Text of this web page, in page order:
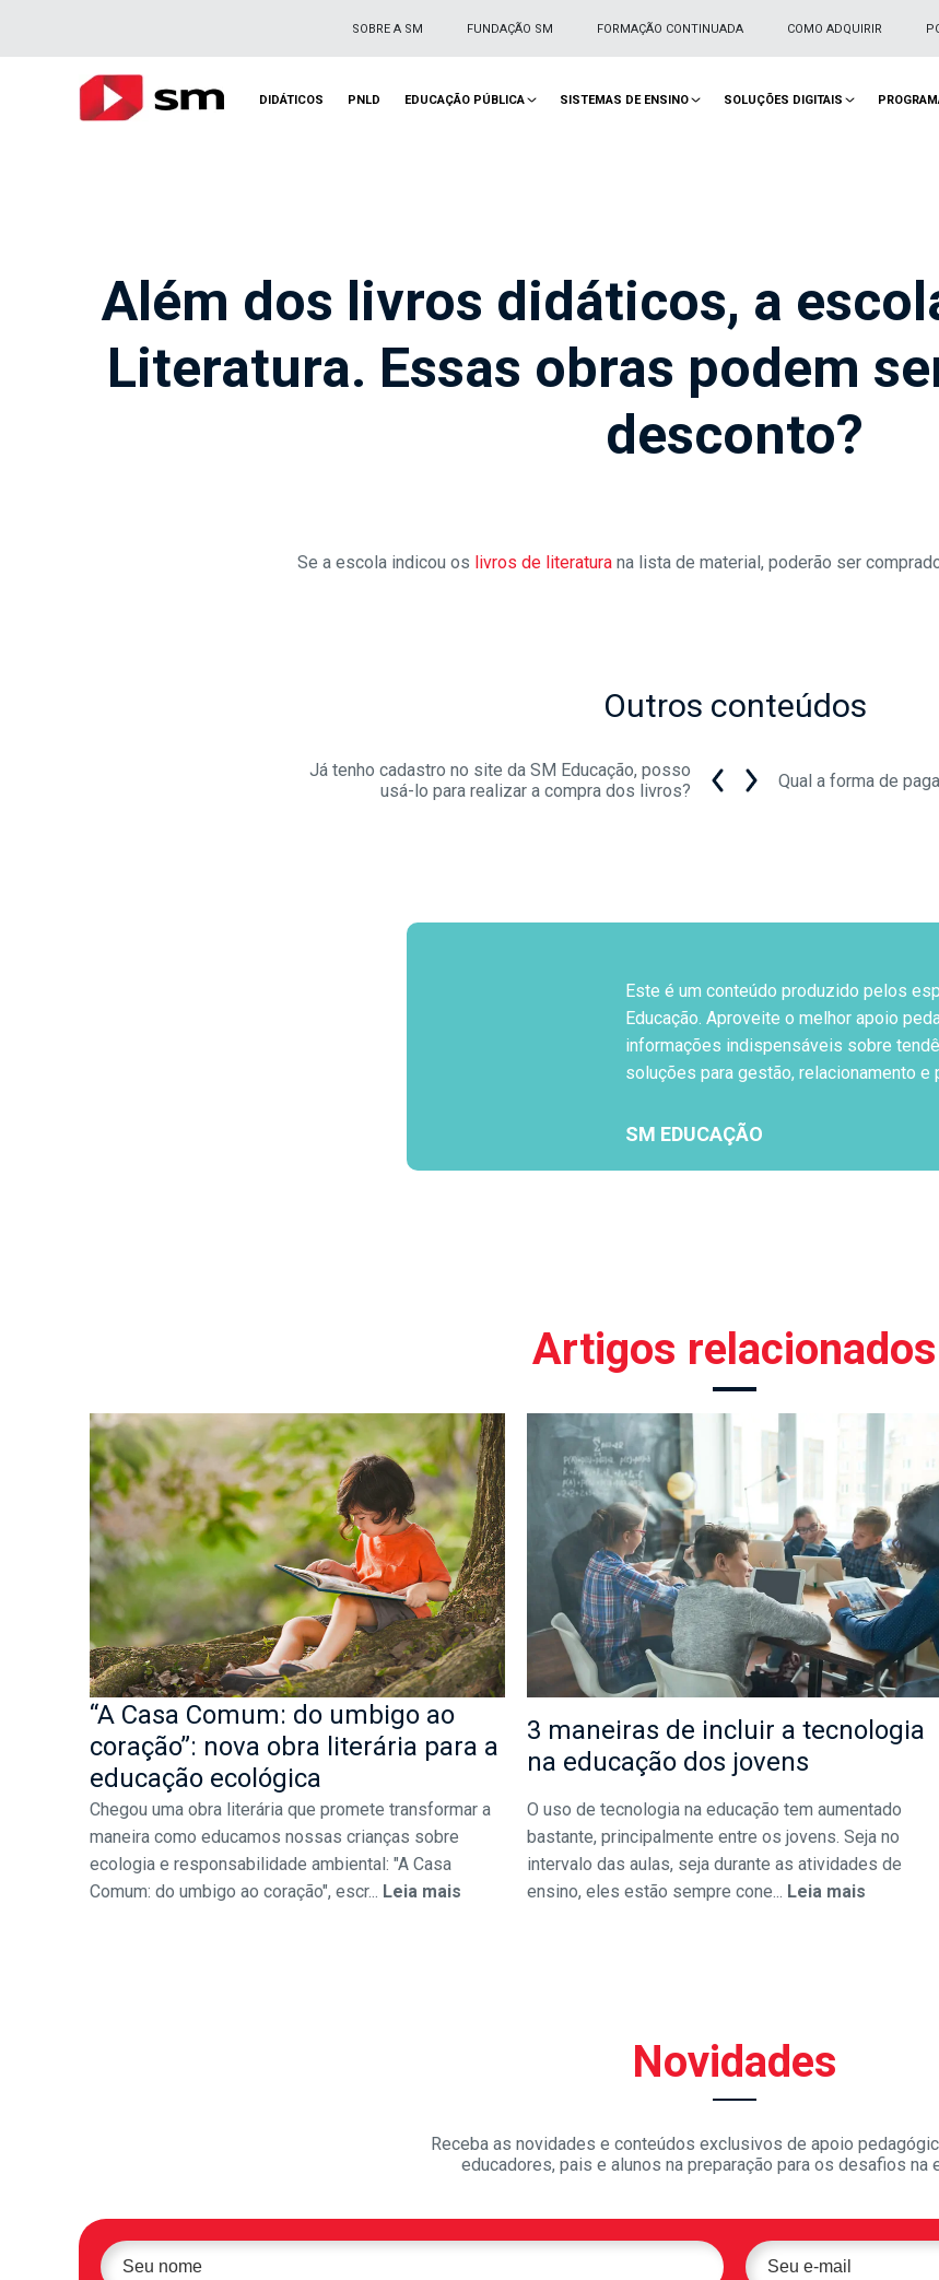
SOBRE A SM FUNDAÇÃO SM FORMAÇÃO CONTINUADA COMO ADQUIRIR
DIDÁTICOS PNLD EDUCAÇÃO PÚBLICA SISTEMAS DE ENSINO SOLUÇÕES DIGITAIS
Além dos livros didáticos, a
Literatura. Essas obras podem
desconto?
Se a escola indicou os livros de literatura na lista de material, poderão ser
Outros conteúdos
Já tenho cadastro no site da SM Educação, posso
usá-lo para realizar a compra dos livros?
Qual a forma de
Este é um conteúdo produzido pelos
Educação. Aproveite o melhor apoio
informações indispensáveis sobre
soluções para gestão, relacionamento e
SM EDUCAÇÃO
Artigos relacionados
“A Casa Comum: do umbigo ao
coração”: nova obra literária para a
educação ecológica
Chegou uma obra literária que promete transformar a
maneira como educamos nossas crianças sobre
ecologia e responsabilidade ambiental: "A Casa
Comum: do umbigo ao coração", escr... Leia mais
3 maneiras de incluir a tecnologia
na educação dos jovens
O uso de tecnologia na educação tem aumentado
bastante, principalmente entre os jovens. Seja no
intervalo das aulas, seja durante as atividades de
ensino, eles estão sempre cone... Leia mais
Novidades
Receba as novidades e conteúdos exclusivos de apoio
educadores, pais e alunos na preparação para os desafios na